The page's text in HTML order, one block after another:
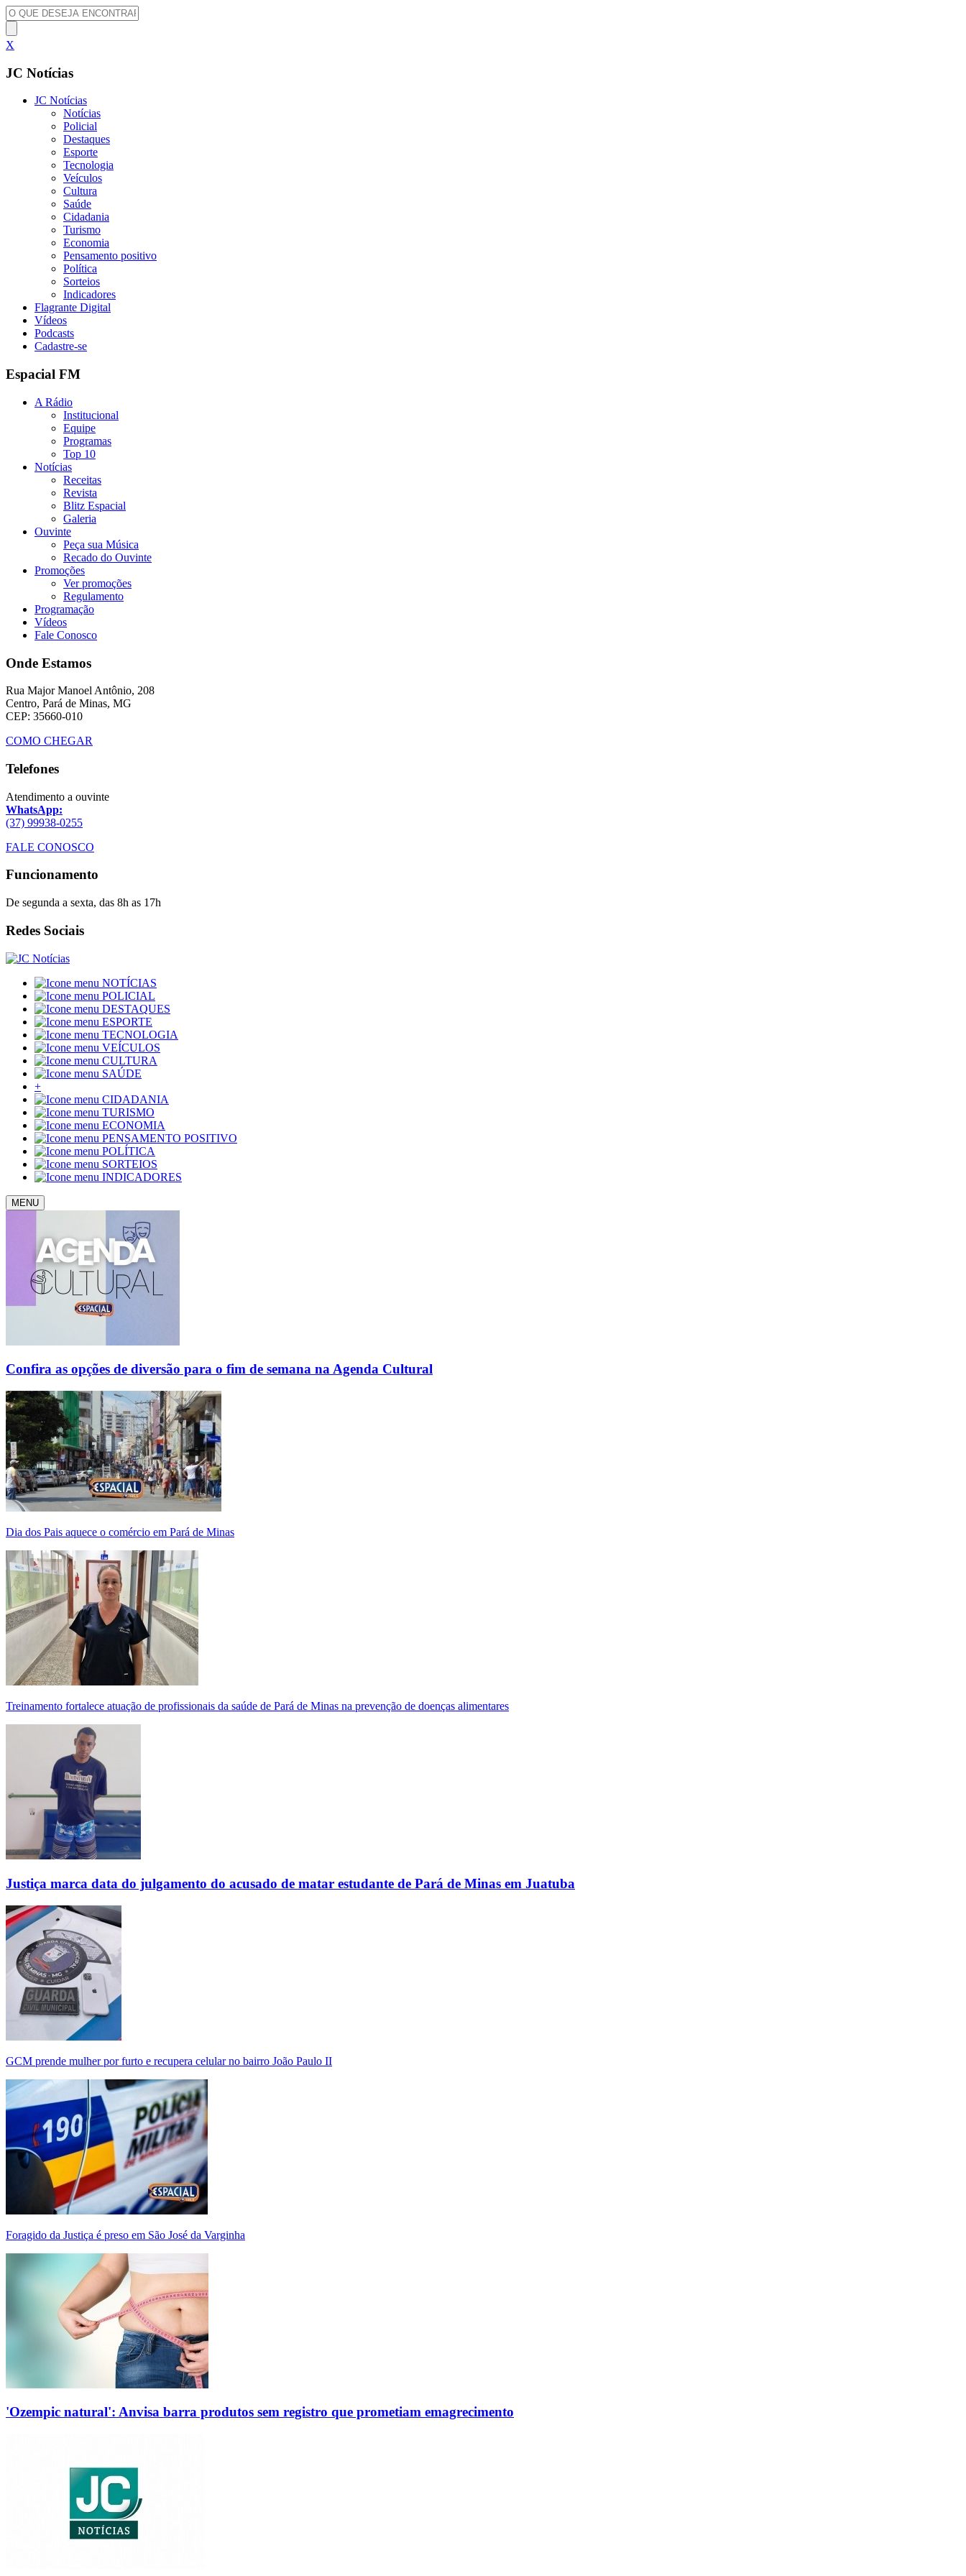
X
JC Notícias
JC Notícias
Notícias
Policial
Destaques
Esporte
Tecnologia
Veículos
Cultura
Saúde
Cidadania
Turismo
Economia
Pensamento positivo
Política
Sorteios
Indicadores
Flagrante Digital
Vídeos
Podcasts
Cadastre-se
Espacial FM
A Rádio
Institucional
Equipe
Programas
Top 10
Notícias
Receitas
Revista
Blitz Espacial
Galeria
Ouvinte
Peça sua Música
Recado do Ouvinte
Promoções
Ver promoções
Regulamento
Programação
Vídeos
Fale Conosco
Onde Estamos
Rua Major Manoel Antônio, 208
Centro, Pará de Minas, MG
CEP: 35660-010
COMO CHEGAR
Telefones
Atendimento a ouvinte
WhatsApp:
(37) 99938-0255
FALE CONOSCO
Funcionamento
De segunda a sexta, das 8h as 17h
Redes Sociais
NOTÍCIAS
POLICIAL
DESTAQUES
ESPORTE
TECNOLOGIA
VEÍCULOS
CULTURA
SAÚDE
+
CIDADANIA
TURISMO
ECONOMIA
PENSAMENTO POSITIVO
POLÍTICA
SORTEIOS
INDICADORES
MENU
Confira as opções de diversão para o fim de semana na Agenda Cultural
Dia dos Pais aquece o comércio em Pará de Minas
Treinamento fortalece atuação de profissionais da saúde de Pará de Minas na prevenção de doenças alimentares
Justiça marca data do julgamento do acusado de matar estudante de Pará de Minas em Juatuba
GCM prende mulher por furto e recupera celular no bairro João Paulo II
Foragido da Justiça é preso em São José da Varginha
'Ozempic natural': Anvisa barra produtos sem registro que prometiam emagrecimento